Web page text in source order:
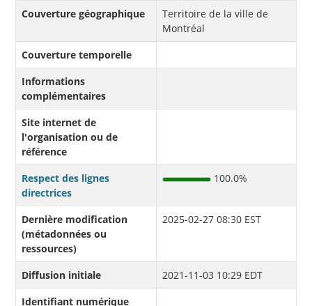
Couverture géographique
Territoire de la ville de
Montréal
Couverture temporelle
Informations
complémentaires
Site internet de
l'organisation ou de
référence
Respect des lignes
directrices
100.0%
Dernière modification
(métadonnées ou
ressources)
2025-02-27 08:30 EST
Diffusion initiale
2021-11-03 10:29 EDT
Identifiant numérique